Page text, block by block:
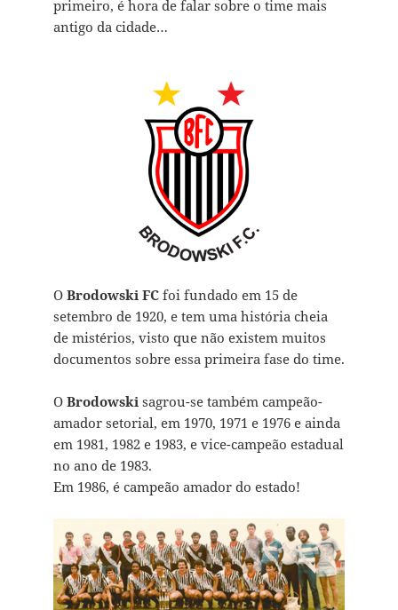
primeiro, é hora de falar sobre o time mais
antigo da cidade…
O Brodowski FCfoi fundado em 15 de
setembro de 1920, e tem uma história cheia
de mistérios, visto que não existem muitos
documentos sobre essa primeira fase do time.
O Brodowski sagrou-se também campeão-
amador setorial, em 1970, 1971 e 1976 e ainda
em 1981, 1982 e 1983, e vice-campeão estadual
no ano de 1983.
Em 1986, é campeão amador do estado!